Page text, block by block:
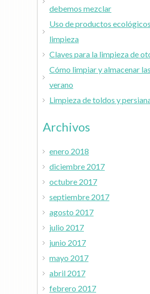
debemos mezclar
Uso de productos
limpieza
Claves para la limpieza de
Cómo limpiar y almacenar
verano
Limpieza de toldos y
Archivos
enero 2018
diciembre 2017
octubre 2017
septiembre 2017
agosto 2017
julio 2017
junio 2017
mayo 2017
abril 2017
febrero 2017